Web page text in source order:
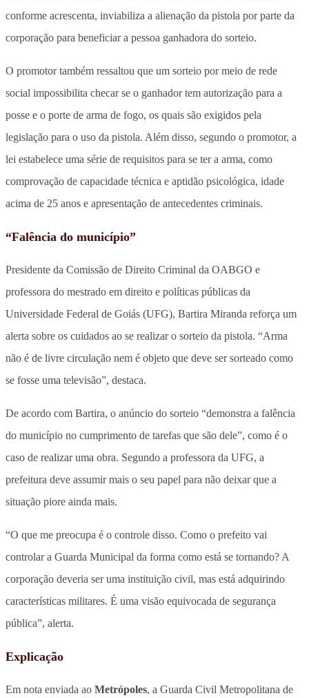
conforme acrescenta, inviabiliza a alienação da pistola por parte da
corporação para beneficiar a pessoa ganhadora do sorteio.
O promotor também ressaltou que um sorteio por meio de rede
social impossibilita checar se o ganhador tem autorização para a
posse e o porte de arma de fogo, os quais são exigidos pela
legislação para o uso da pistola. Além disso, segundo o promotor, a
lei estabelece uma série de requisitos para se ter a arma, como
comprovação de capacidade técnica e aptidão psicológica, idade
acima de 25 anos e apresentação de antecedentes criminais.
“Falência do município”
Presidente da Comissão de Direito Criminal da OABGO e
professora do mestrado em direito e políticas públicas da
Universidade Federal de Goiás (UFG), Bartira Miranda reforça um
alerta sobre os cuidados ao se realizar o sorteio da pistola. “Arma
não é de livre circulação nem é objeto que deve ser sorteado como
se fosse uma televisão”, destaca.
De acordo com Bartira, o anúncio do sorteio “demonstra a falência
do município no cumprimento de tarefas que são dele”, como é o
caso de realizar uma obra. Segundo a professora da UFG, a
prefeitura deve assumir mais o seu papel para não deixar que a
situação piore ainda mais.
“O que me preocupa é o controle disso. Como o prefeito vai
controlar a Guarda Municipal da forma como está se tornando? A
corporação deveria ser uma instituição civil, mas está adquirindo
características militares. É uma visão equivocada de segurança
pública”, alerta.
Explicação
Em nota enviada ao Metrópoles, a Guarda Civil Metropolitana de